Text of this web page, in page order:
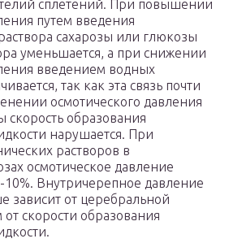
сплетений. При повышении
путем введения
сахарозы или глюкозы
уменьшается, а при снижении
введением водных
так как эта связь почти
осмотического давления
образования
нарушается. При
растворов в
осмотическое давление
10%. Внутричерепное давление
зависит от церебральной
скорости образования